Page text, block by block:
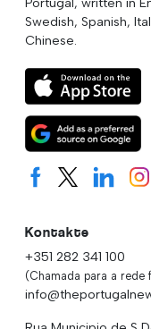
Swedish, Spanish,
Chinese.
Kontakte
+351 282 341 100
(Chamada para a rede